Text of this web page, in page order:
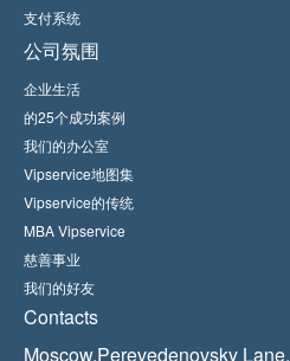
支付系统
公司氛围
企业生活
的25个成功案例
我们的办公室
Vipservice地图集
Vipservice的传统
MBA Vipservice
慈善事业
我们的好友
Contacts
Moscow,Perevedenovsky Lane,